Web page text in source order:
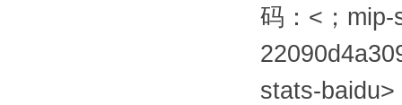
码：<；
stats-baidu>